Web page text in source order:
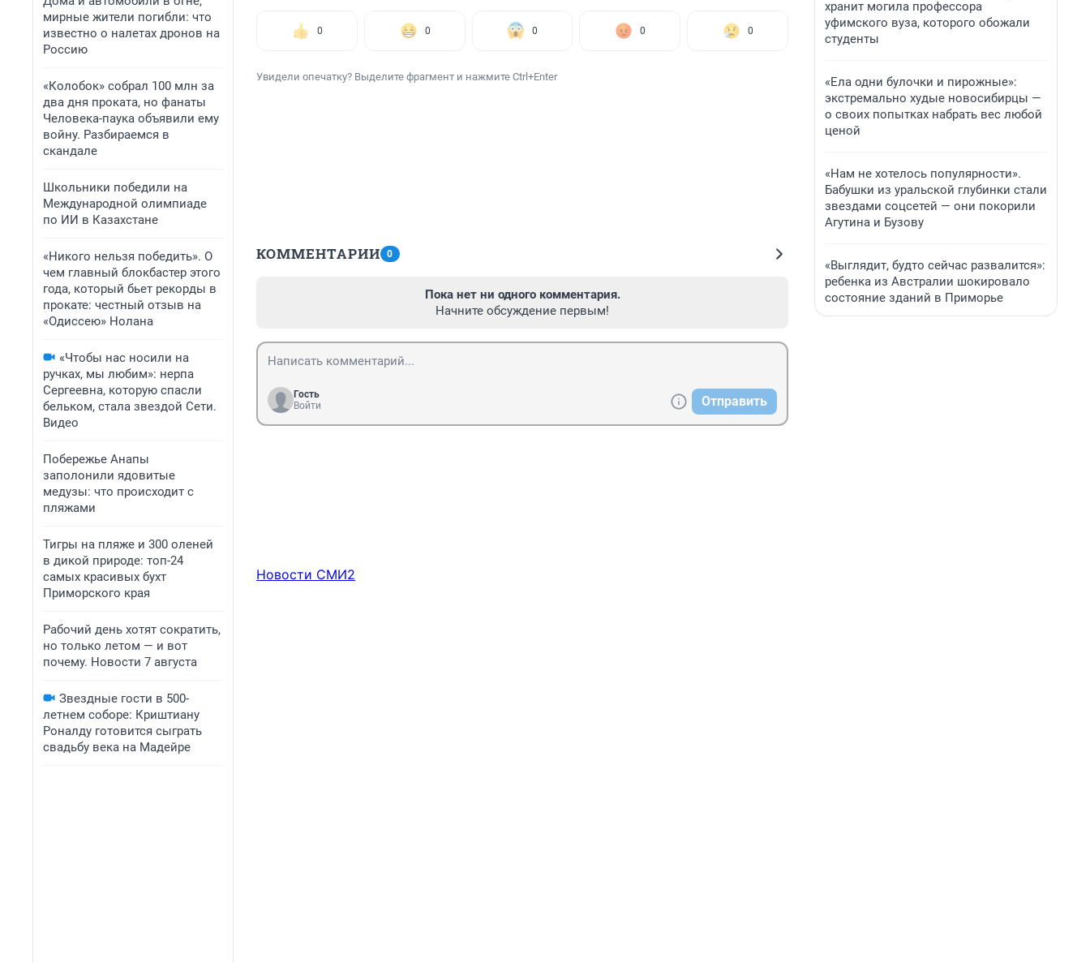
мирные жители погибли: что
известно о налетах дронов на
Россию
«Колобок» собрал 100 млн за
два дня проката, но фанаты
Человека-паука объявили ему
войну. Разбираемся в
скандале
Школьники победили на
Международной олимпиаде
по ИИ в Казахстане
«Никого нельзя победить». О
чем главный блокбастер этого
года, который бьет рекорды в
прокате: честный отзыв на
«Одиссею» Нолана
«Чтобы нас носили на
ручках, мы любим»: нерпа
Сергеевна, которую спасли
бельком, стала звездой Сети.
Видео
Побережье Анапы
заполонили ядовитые
медузы: что происходит с
пляжами
Тигры на пляже и 300 оленей
в дикой природе: топ-24
самых красивых бухт
Приморского края
Рабочий день хотят сократить,
но только летом — и вот
почему. Новости 7 августа
Звездные гости в 500-
летнем соборе: Криштиану
Роналду готовится сыграть
свадьбу века на Мадейре
0 0 0 0 0
Увидели опечатку? Выделите фрагмент и нажмите Ctrl+Enter
КОММЕНТАРИИ 0
Пока нет ни одного комментария.
Начните обсуждение первым!
Гость
Войти
Отправить
Новости СМИ2
хранит могила профессора
уфимского вуза, которого обожали
студенты
«Ела одни булочки и пирожные»:
экстремально худые новосибирцы —
о своих попытках набрать вес любой
ценой
«Нам не хотелось популярности».
Бабушки из уральской глубинки стали
звездами соцсетей — они покорили
Агутина и Бузову
«Выглядит, будто сейчас развалится»:
ребенка из Австралии шокировало
состояние зданий в Приморье